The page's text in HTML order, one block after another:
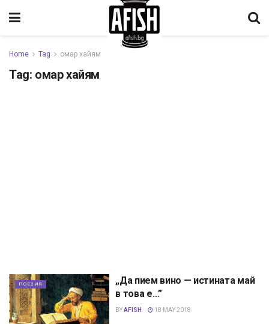
Home Tag омар хайям
Tag: омар хайям
ПОЕЗИЯ
„Да пием вино — истината май
в това е…”
BYAFISH 18 MAY 2018